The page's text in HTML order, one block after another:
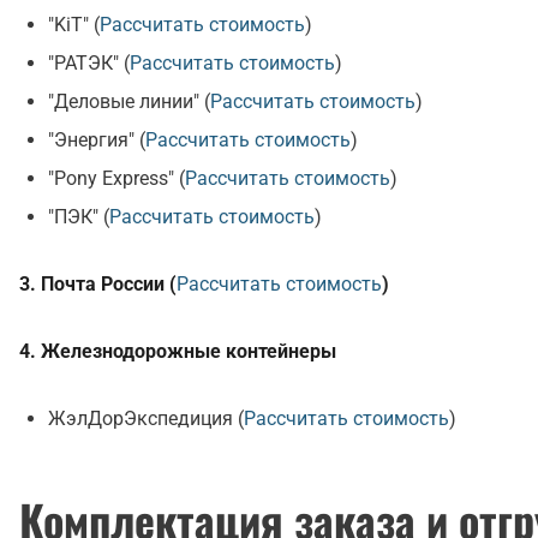
"KiT" (Рассчитать стоимость)
"РАТЭК" (Рассчитать стоимость)
"Деловые линии" (Рассчитать стоимость)
"Энергия" (Рассчитать стоимость)
"Pony Express" (Рассчитать стоимость)
"ПЭК" (Рассчитать стоимость)
3. Почта России (Рассчитать стоимость)
4. Железнодорожные контейнеры
ЖэлДорЭкспедиция (Рассчитать стоимость)
Комплектация заказа и